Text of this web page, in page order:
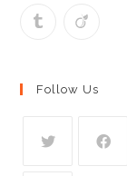
Follow Us